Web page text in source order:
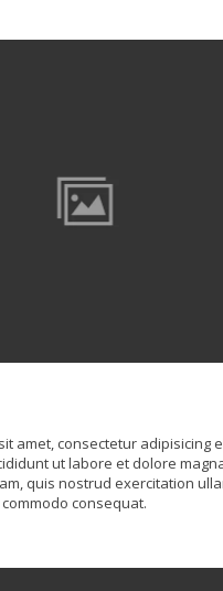
amet, consectetur adipisicing
ut labore et dolore
quis nostrud exercitation
consequat.